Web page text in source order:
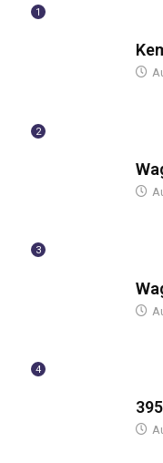
1
2
3
4